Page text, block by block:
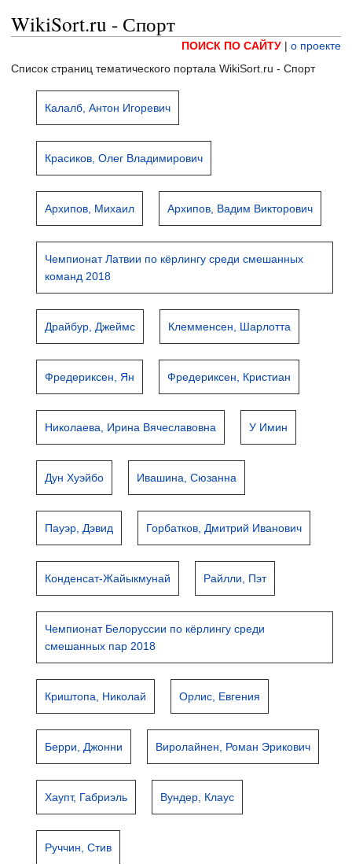
WikiSort.ru - Спорт
ПОИСК ПО САЙТУ | о проекте
Список страниц тематического портала WikiSort.ru - Спорт
Калалб, Антон Игоревич
Красиков, Олег Владимирович
Архипов, Михаил Архипов, Вадим Викторович
Чемпионат Латвии по кёрлингу среди смешанных
команд 2018
Драйбур, Джеймс Клемменсен, Шарлотта
Фредериксен, Ян Фредериксен, Кристиан
Николаева, Ирина Вячеславовна У Имин
Дун Хуэйбо Ивашина, Сюзанна
Пауэр, Дэвид Горбатков, Дмитрий Иванович
Конденсат-Жайыкмунай Райлли, Пэт
Чемпионат Белоруссии по кёрлингу среди
смешанных пар 2018
Криштопа, Николай Орлис, Евгения
Берри, Джонни Виролайнен, Роман Эрикович
Хаупт, Габриэль Вундер, Клаус
Руччин, Стив